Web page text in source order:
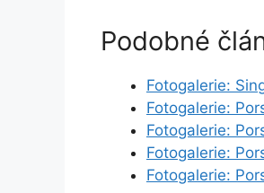
Podobné
Fotogalerie:
Fotogalerie:
Fotogalerie:
Fotogalerie:
Fotogalerie: